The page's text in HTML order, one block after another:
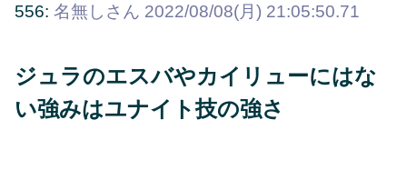
556: 名無しさん 2022/08/08(月) 21:05:50.71
ジュラのエスバやカイリューにはな
い強みはユナイト技の強さ